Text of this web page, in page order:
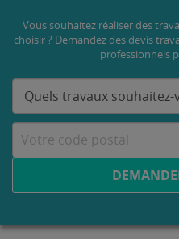
Vous souhaitez réaliser des
choisir ? Demandez des devis
professionnels